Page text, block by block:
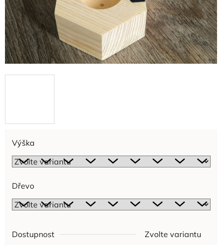
Výška
Dřevo
Dostupnost Zvolte variantu